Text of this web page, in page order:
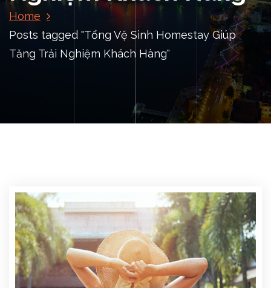
Home
Posts tagged "Tổng Vệ Sinh Homestay Giúp
Tăng Trải Nghiệm Khách Hàng"